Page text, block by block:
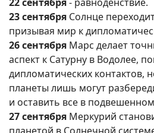
23 сентября Солнце
призывая мир к
26 сентября Марс делает
аспект к Сатурну в Водолее,
дипломатических контактов,
планеты лишь могут
и оставить все в
27 сентября Меркурий